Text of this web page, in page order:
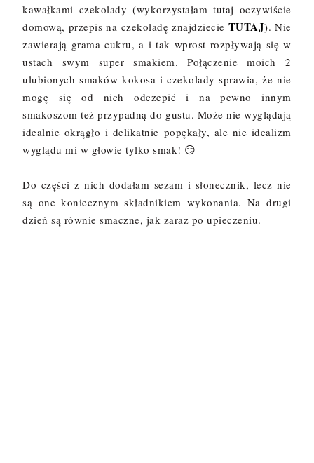
kawałkami czekolady (wykorzystałam tutaj oczywiście
domową, przepis na czekoladę znajdziecie TUTAJ). Nie
zawierają grama cukru, a i tak wprost rozpływają się w
ustach swym super smakiem. Połączenie moich 2
ulubionych smaków kokosa i czekolady sprawia, że nie
mogę się od nich odczepić i na pewno innym
smakoszom też przypadną do gustu. Może nie wyglądają
idealnie okrągło i delikatnie popękały, ale nie idealizm
wyglądu mi w głowie tylko smak! 😏
Do części z nich dodałam sezam i słonecznik, lecz nie
są one koniecznym składnikiem wykonania. Na drugi
dzień są równie smaczne, jak zaraz po upieczeniu.